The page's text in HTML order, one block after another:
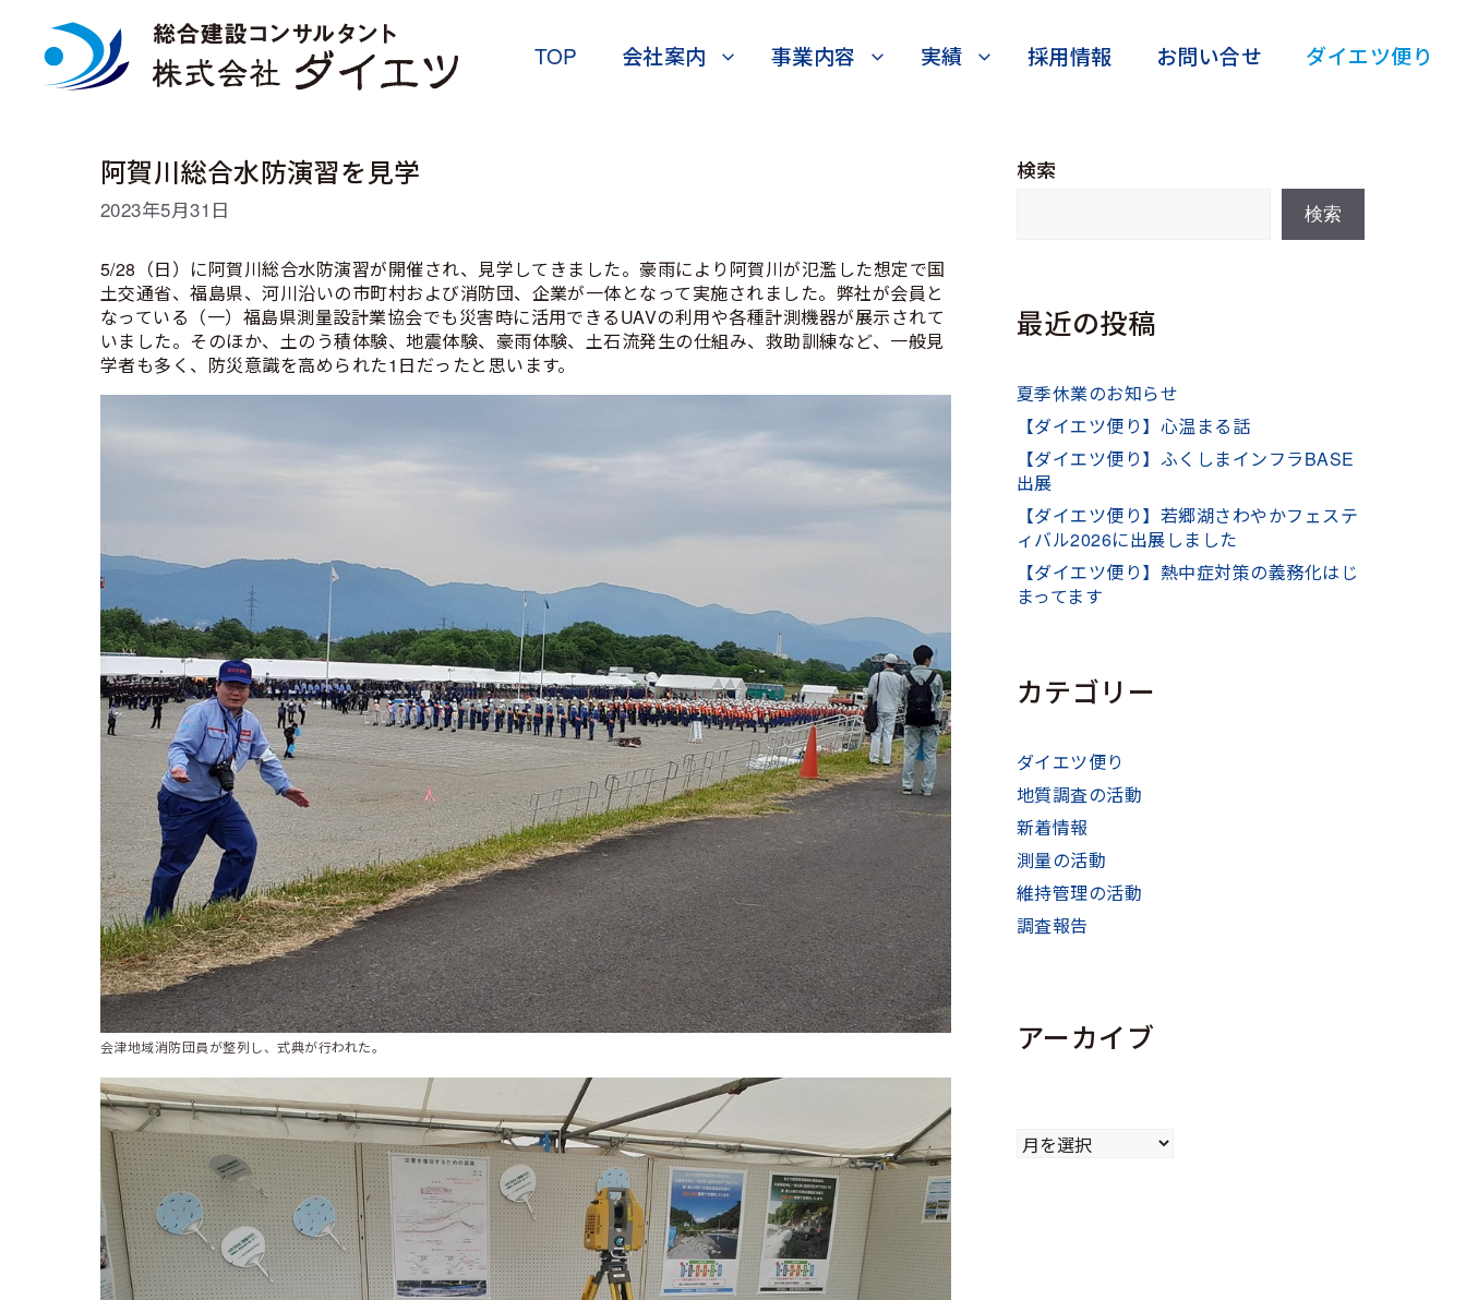
TOP 会社案内 事業内容 実績 採用情報 お問い合せ ダイエツ便り
阿賀川総合水防演習を見学
2023年5月31日
5/28（日）に阿賀川総合水防演習が開催され、見学してきました。豪雨により阿賀川が氾濫した想定で国
土交通省、福島県、河川沿いの市町村および消防団、企業が一体となって実施されました。弊社が会員と
なっている（一）福島県測量設計業協会でも災害時に活用できるUAVの利用や各種計測機器が展示されて
いました。そのほか、土のう積体験、地震体験、豪雨体験、土石流発生の仕組み、救助訓練など、一般見
学者も多く、防災意識を高められた1日だったと思います。
会津地域消防団員が整列し、式典が行われた。
検索
検索
最近の投稿
夏季休業のお知らせ
【ダイエツ便り】心温まる話
【ダイエツ便り】ふくしまインフラBASE
出展
【ダイエツ便り】若郷湖さわやかフェステ
ィバル2026に出展しました
【ダイエツ便り】熱中症対策の義務化はじ
まってます
カテゴリー
ダイエツ便り
地質調査の活動
新着情報
測量の活動
維持管理の活動
調査報告
アーカイブ
ア